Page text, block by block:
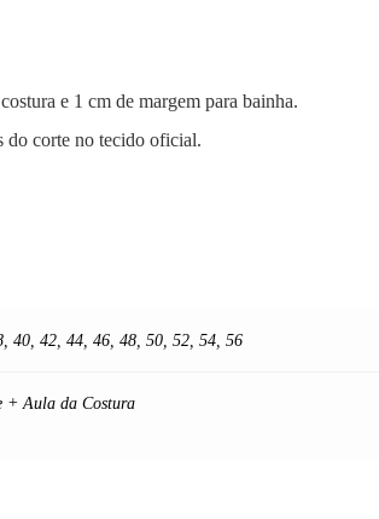
e 1 cm de margem para bainha.
do corte no tecido oficial.
40 42 44 46 48 50 52 54 56
+ Aula da Costura